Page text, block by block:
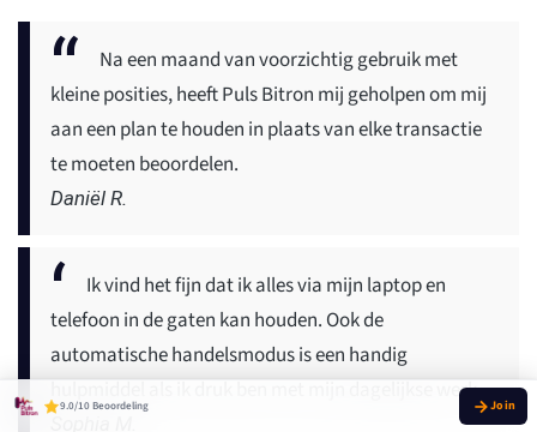
Na een maand van voorzichtig gebruik met
kleine posities, heeft Puls Bitron mij geholpen om mij
aan een plan te houden in plaats van elke transactie
te moeten beoordelen.
Daniël R.
Ik vind het fijn dat ik alles via mijn laptop en
telefoon in de gaten kan houden. Ook de
automatische handelsmodus is een handig
hulpmiddel als ik druk ben met mijn dagelijkse werk.
9.0/10 Beoordeling